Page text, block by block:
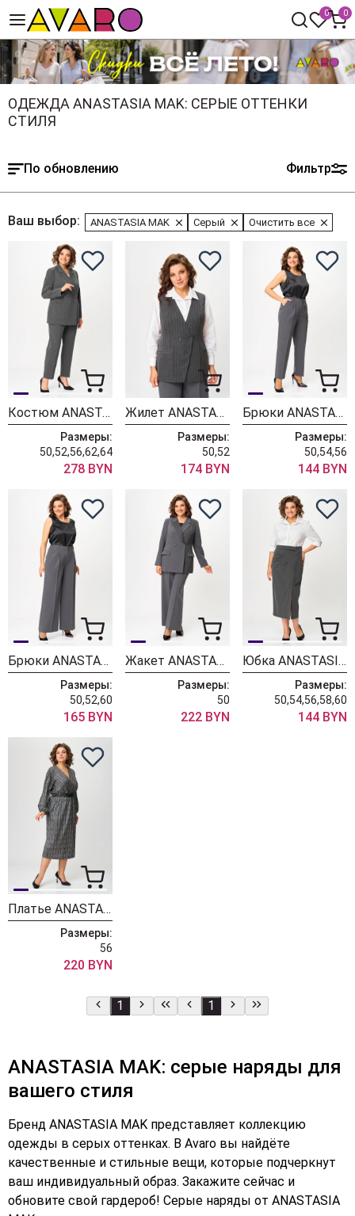
0 0
ОДЕЖДА ANASTASIA MAK: СЕРЫЕ ОТТЕНКИ
СТИЛЯ
По обновлению Фильтр
Ваш выбор: ANASTASIA MAK Серый Очистить все
Костюм ANASTASIA MAK 1141-А серый
Размеры:
50,52,56,62,64
278 BYN
Жилет ANASTASIA MAK 1270-5 серый
Размеры:
50,52
174 BYN
Брюки ANASTASIA MAK 1270-4 серый
Размеры:
50,54,56
144 BYN
Брюки ANASTASIA MAK 1270-2 серый
Размеры:
50,52,60
165 BYN
Жакет ANASTASIA MAK 1270-1 серый
Размеры:
50
222 BYN
Юбка ANASTASIA MAK 1146-2 серый
Размеры:
50,54,56,58,60
144 BYN
Платье ANASTASIA MAK 1217
Размеры:
56
220 BYN
1 1
ANASTASIA MAK: серые наряды для
вашего стиля
Бренд ANASTASIA MAK представляет коллекцию
одежды в серых оттенках. В Avaro вы найдёте
качественные и стильные вещи, которые подчеркнут
ваш индивидуальный образ. Закажите сейчас и
обновите свой гардероб! Серые наряды от ANASTASIA